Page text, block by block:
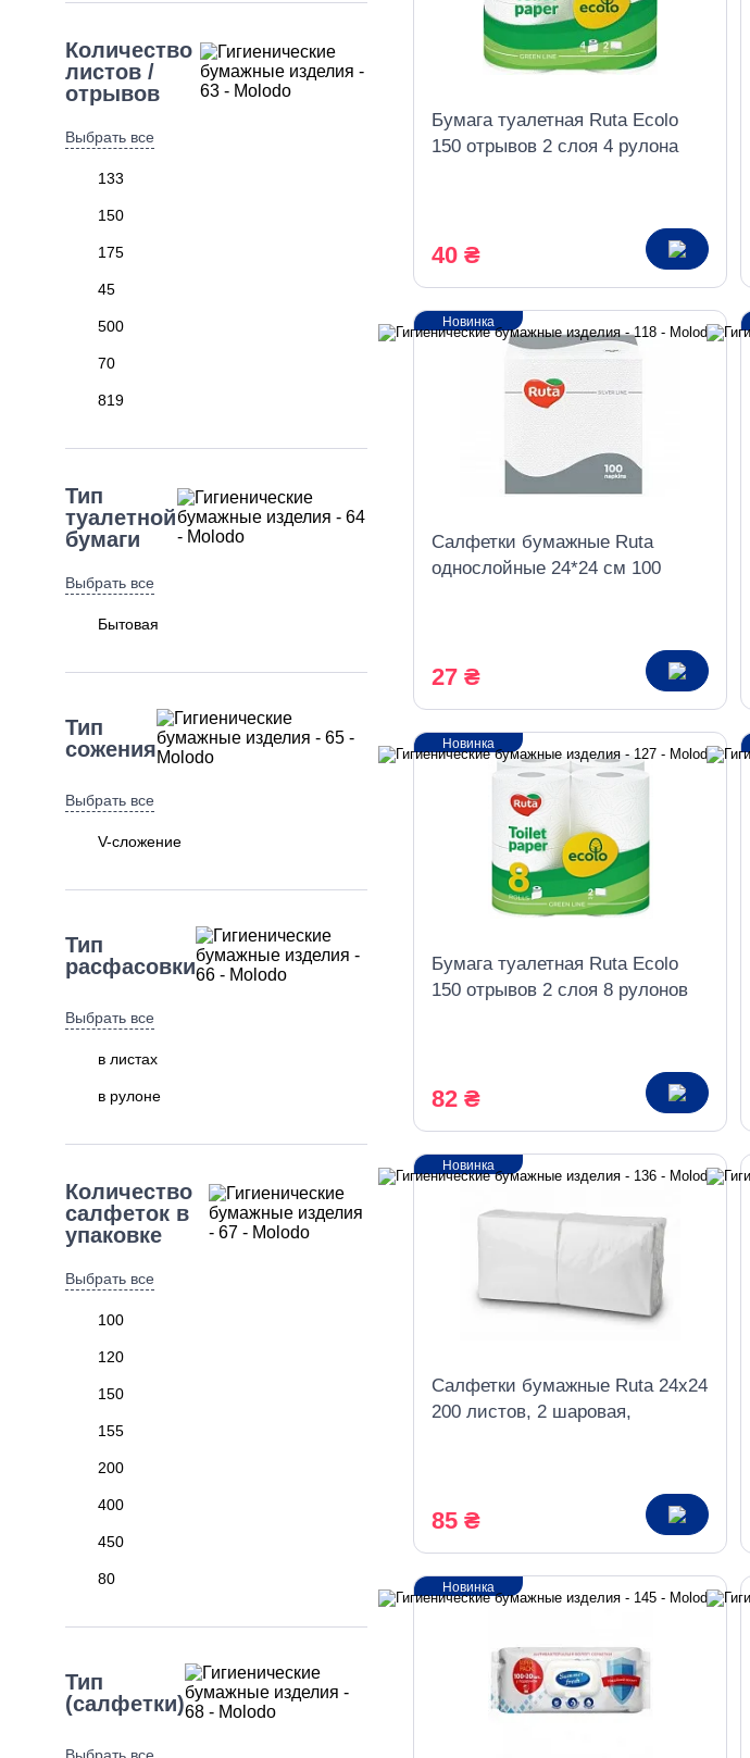
Количество
листов /
отрывов
Выбрать все
133
150
175
45
500
70
819
Тип
туалетной
бумаги
Выбрать все
Бытовая
Тип
сожения
Выбрать все
V-сложение
Тип
расфасовки
Выбрать все
в листах
в рулоне
Количество
салфеток в
упаковке
Выбрать все
100
120
150
155
200
400
450
80
Тип
(салфетки)
Бумага туалетная Ruta Ecolo
150 отрывов 2 слоя 4 рулона
40 ₴
Салфетки бумажные Ruta
однослойные 24*24 см 100
27 ₴
Новинка
Бумага туалетная Ruta Ecolo
150 отрывов 2 слоя 8 рулонов
82 ₴
Новинка
Салфетки бумажные Ruta 24х24
200 листов, 2 шаровая,
85 ₴
Новинка
Новинка